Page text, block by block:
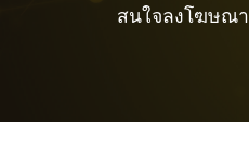
สนใจลงโฆษณา